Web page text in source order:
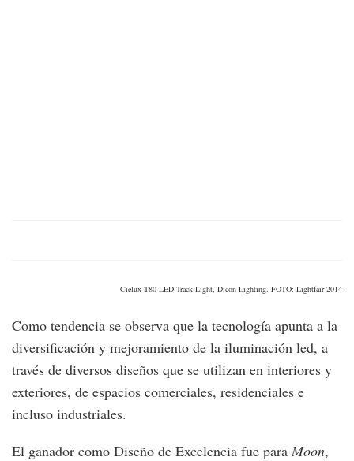
Cielux T80 LED Track Light, Dicon Lighting. FOTO: Lightfair 2014
Como tendencia se observa que la tecnología apunta a la
diversificación y mejoramiento de la iluminación led, a
través de diversos diseños que se utilizan en interiores y
exteriores, de espacios comerciales, residenciales e
incluso industriales.
El ganador como Diseño de Excelencia fue para Moon,